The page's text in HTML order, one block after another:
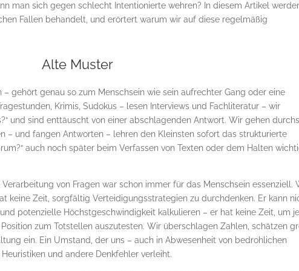
man sich gegen schlecht Intentionierte wehren? In diesem Artikel
Fallen behandelt, und erörtert warum wir auf diese regelmäßig
Alte Muster
gehört genau so zum Menschsein wie sein aufrechter Gang oder eine
Krimis, Sudokus – lesen Interviews und Fachliteratur – wir
und sind enttäuscht von einer abschlagenden Antwort. Wir gehen durchs
– und fangen Antworten – lehren den Kleinsten sofort das strukturierte
auch noch später beim Verfassen von Texten oder dem Halten
von Fragen war schon immer für das Menschsein essenziell.
keine Zeit, sorgfältig Verteidigungsstrategien zu durchdenken. Er kann
potenzielle Höchstgeschwindigkeit kalkulieren – er hat keine Zeit, um
zum Totstellen auszutesten. Wir überschlagen Zahlen, schätzen
ein. Ein Umstand, der uns – auch in Abwesenheit von bedrohlichen
und andere Denkfehler verleiht.